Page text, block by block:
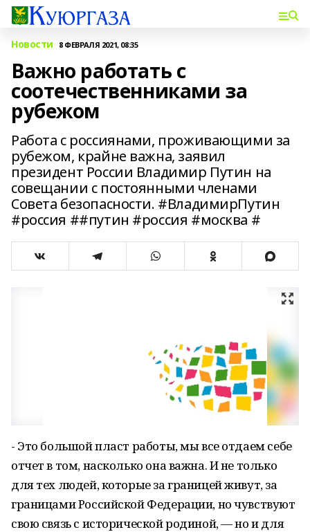
Новости 8 ФЕВРАЛЯ 2021, 08:35
Важно работать с
соотечественниками за
рубежом
Работа с россиянами, проживающими за
рубежом, крайне важна, заявил
президент России Владимир Путин на
совещании с постоянными членами
Совета безопасности. #ВладимирПутин
#россия ##путин #россия #москва #
- Это большой пласт работы, мы все отдаем себе
отчет в том, насколько она важна. И не только
для тех людей, которые за границей живут, за
границами Российской Федерации, но чувствуют
свою связь с исторической родиной, — но и для